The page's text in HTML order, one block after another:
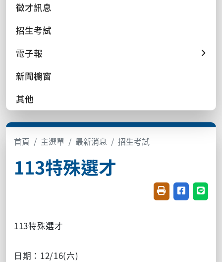
徵才訊息
招生考試
電子報
新聞櫥窗
其他
首頁 主選單 最新消息 招生考試
113特殊選才
友善列印(開新視
分享至臉書
分享
113特殊選才
日期：12/16(六)